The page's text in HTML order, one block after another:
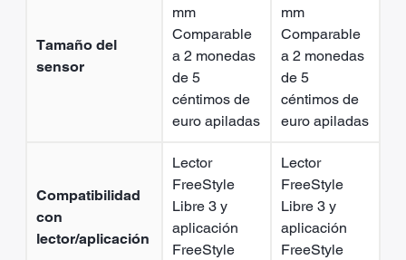
Tamaño del
sensor
mm
Comparable
a 2 monedas
de 5
céntimos de
euro apiladas
mm
Comparable
a 2 monedas
de 5
céntimos de
euro apiladas
Compatibilidad
con
lector/aplicación
Lector
FreeStyle
Libre 3 y
aplicación
FreeStyle
Lector
FreeStyle
Libre 3 y
aplicación
FreeStyle